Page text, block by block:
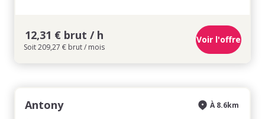
12,31 € brut / h
Soit 209,27 € brut / mois
Voir l'offre
Antony
À 8.6km